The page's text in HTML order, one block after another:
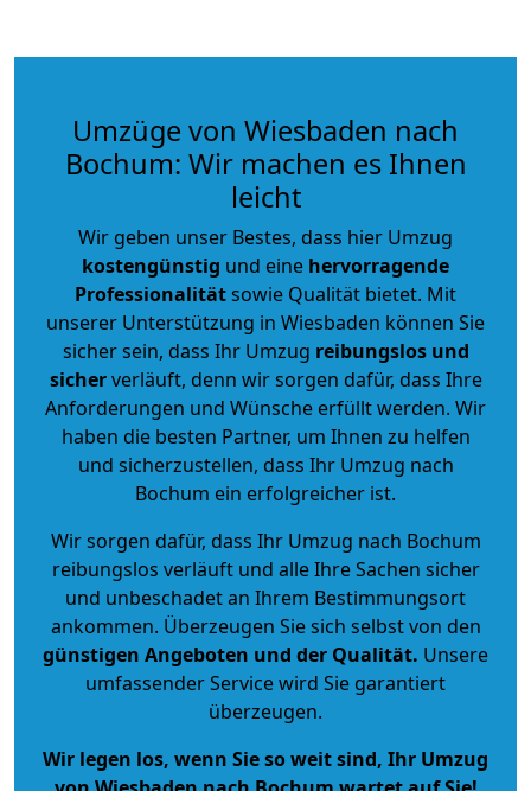
Umzüge von Wiesbaden nach
Bochum: Wir machen es Ihnen
leicht
Wir geben unser Bestes, dass hier Umzug
kostengünstig und eine hervorragende
Professionalitätsowie Qualität bietet. Mit
unserer Unterstützung in Wiesbaden können Sie
sicher sein, dass Ihr Umzug reibungslos und
sicherverläuft, denn wir sorgen dafür, dass Ihre
Anforderungen und Wünsche erfüllt werden. Wir
haben die besten Partner, um Ihnen zu helfen
und sicherzustellen, dass Ihr Umzug nach
Bochum ein erfolgreicher ist.
Wir sorgen dafür, dass Ihr Umzug nach Bochum
reibungslos verläuft und alle Ihre Sachen sicher
und unbeschadet an Ihrem Bestimmungsort
ankommen. Überzeugen Sie sich selbst von den
günstigen Angeboten und der Qualität. Unsere
umfassender Service wird Sie garantiert
überzeugen.
Wir legen los, wenn Sie so weit sind, Ihr Umzug